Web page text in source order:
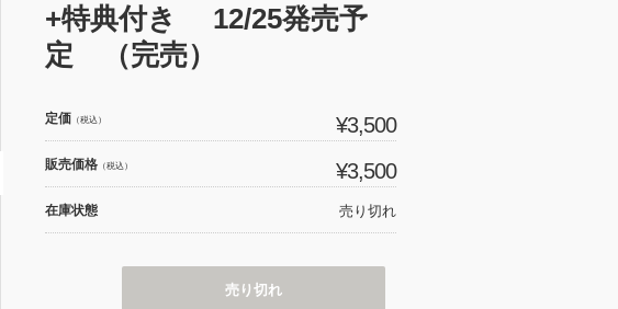
+特典付き 12/25発売予
定 （完売）
定価 （税込） ¥3,500
販売価格 （税込） ¥3,500
在庫状態 売り切れ
売り切れ